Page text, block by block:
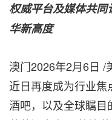
权威平台及媒体共同
华新高度
澳门2026年2月6日 /
近日再度成为行业焦
酒吧，以及全球瞩